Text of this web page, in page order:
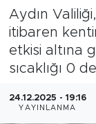
Aydın
itibaren
etkisi altına
sıcaklığı 0
24.12.2025 - 19:16
YAYINLANMA